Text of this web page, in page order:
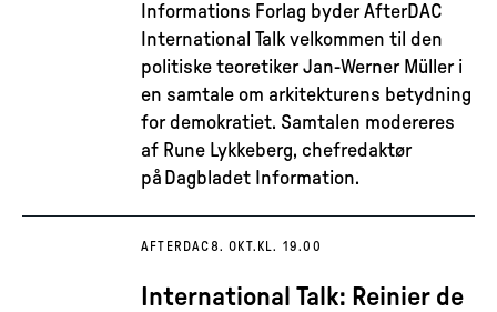
Informations Forlag byder AfterDAC
International Talk velkommen til den
politiske teoretiker Jan-Werner Müller i
en samtale om arkitekturens betydning
for demokratiet. Samtalen modereres
af Rune Lykkeberg, chefredaktør
på Dagbladet Information.
AFTERDAC8. OKT. KL. 19.00
International Talk: Reinier de